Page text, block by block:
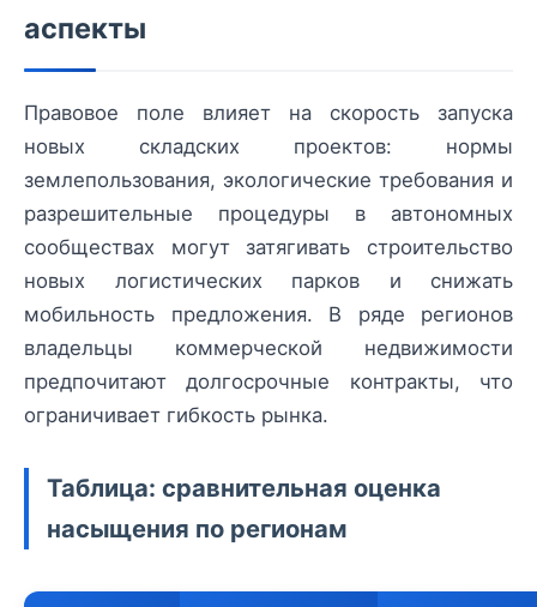
аспекты
Правовое поле влияет на скорость запуска
новых складских проектов: нормы
землепользования, экологические требования и
разрешительные процедуры в автономных
сообществах могут затягивать строительство
новых логистических парков и снижать
мобильность предложения. В ряде регионов
владельцы коммерческой недвижимости
предпочитают долгосрочные контракты, что
ограничивает гибкость рынка.
Таблица: сравнительная оценка
насыщения по регионам